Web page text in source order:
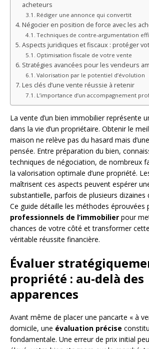
acheteurs
Rédiger une annonce qui convertit
Négocier en position de force avec les
Techniques de contre-argumentation
Aspects juridiques et fiscaux : protéger
Optimisation fiscale de votre vente
Stratégies avancées pour les vendeurs
Valorisation par le potentiel d’évolution
Les clés d’une vente réussie à retenir
L’importance d’un accompagnement
La vente d’un bien immobilier représente
dans la vie d’un propriétaire. Obtenir le
maison ne relève pas du hasard mais
pensée. Entre préparation du bien,
techniques de négociation, de nombreux
la valorisation optimale d’une propriété.
maîtrisent ces aspects peuvent espérer
substantielle, parfois de plusieurs dizaines
Ce guide détaille les méthodes éprouvées
professionnels de l’immobilier pour
chances de votre côté et transformer
véritable réussite financière.
Évaluer
propriété : au-delà des
apparences
Avant même de placer une pancarte « à
domicile, une évaluation précise
fondamentale. Une erreur de prix initial